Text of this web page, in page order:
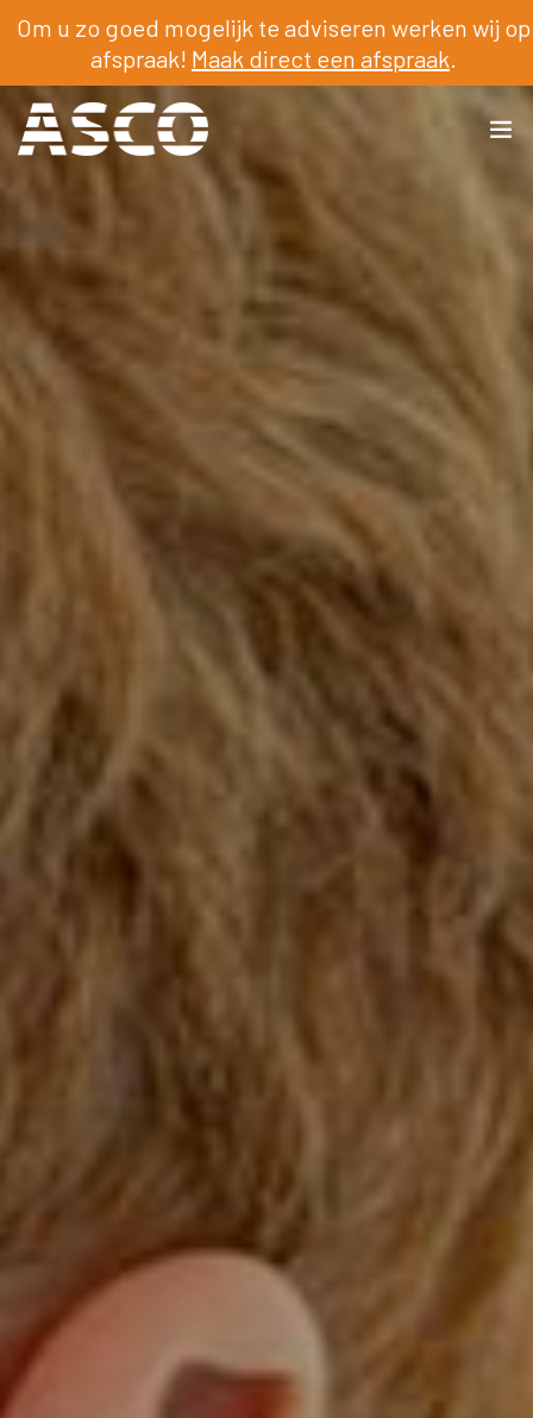
Om u zo goed mogelijk te adviseren werken wij op
afspraak! Maak direct een afspraak.